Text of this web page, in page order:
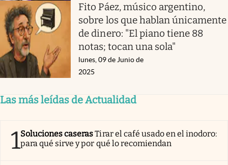
Fito Páez, músico argentino,
sobre los que hablan únicamente
de dinero: "El piano tiene 88
notas; tocan una sola"
lunes, 09 de Junio de
2025
Las más leídas de Actualidad
1Soluciones caserasTirar el café usado en el inodoro:
para qué sirve y por qué lo recomiendan